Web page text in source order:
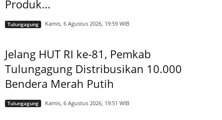
Produk...
Tulungagung Kamis, 6 Agustus 2026, 19:59 WIB
Jelang HUT RI ke-81, Pemkab
Tulungagung Distribusikan 10.000
Bendera Merah Putih
Tulungagung Kamis, 6 Agustus 2026, 19:51 WIB